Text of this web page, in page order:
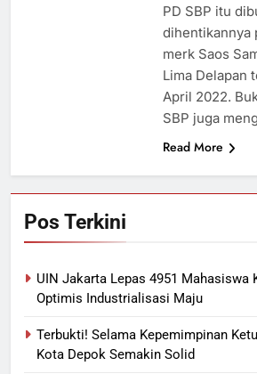
PD SBP itu
dihentikannya
merk Saos
Lima Delapan
April 2022.
SBP juga
Read More
Pos Terkini
UIN Jakarta Lepas 4951 Mahasiswa
Optimis Industrialisasi Maju
Terbukti! Selama Kepemimpinan
Kota Depok Semakin Solid